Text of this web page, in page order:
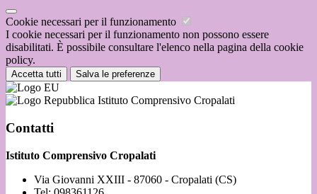
Cookie necessari per il funzionamento
I cookie necessari per il funzionamento non possono essere
disabilitati. È possibile consultare l'elenco nella pagina della cookie
policy.
Accetta tutti Salva le preferenze
Istituto Comprensivo Cropalati
Contatti
Istituto Comprensivo Cropalati
Via Giovanni XXIII - 87060 - Cropalati (CS)